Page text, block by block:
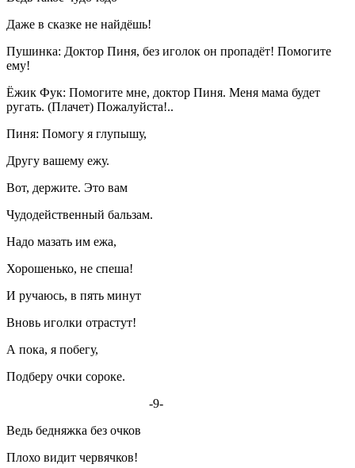
Даже в сказке не найдёшь!
Пушинка: Доктор Пиня, без иголок он пропадёт! Помогите
ему!
Ёжик Фук: Помогите мне, доктор Пиня. Меня мама будет
ругать. (Плачет) Пожалуйста!..
Пиня: Помогу я глупышу,
Другу вашему ежу.
Вот, держите. Это вам
Чудодейственный бальзам.
Надо мазать им ежа,
Хорошенько, не спеша!
И ручаюсь, в пять минут
Вновь иголки отрастут!
А пока, я побегу,
Подберу очки сороке.
-9-
Ведь бедняжка без очков
Плохо видит червячков!